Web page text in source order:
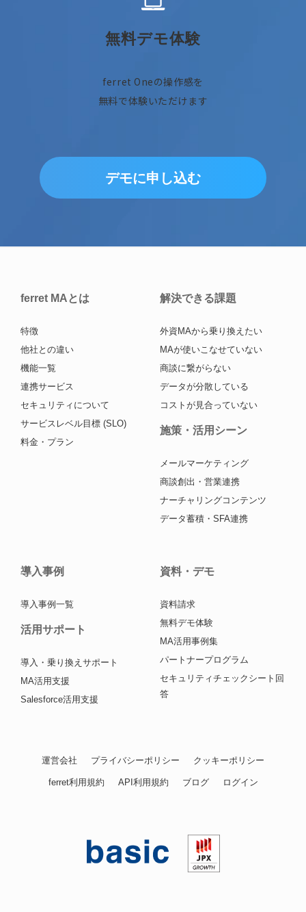
無料デモ体験
ferret Oneの操作感を
無料で体験いただけます
デモに申し込む
ferret MAとは
特徴
他社との違い
機能一覧
連携サービス
セキュリティについて
サービスレベル目標 (SLO)
料金・プラン
解決できる課題
外資MAから乗り換えたい
MAが使いこなせていない
商談に繋がらない
データが分散している
コストが見合っていない
施策・活用シーン
メールマーケティング
商談創出・営業連携
ナーチャリングコンテンツ
データ蓄積・SFA連携
導入事例
導入事例一覧
活用サポート
導入・乗り換えサポート
MA活用支援
Salesforce活用支援
資料・デモ
資料請求
無料デモ体験
MA活用事例集
パートナープログラム
セキュリティチェックシート回
答
運営会社 プライバシーポリシー クッキーポリシー
ferret利用規約 API利用規約 ブログ ログイン